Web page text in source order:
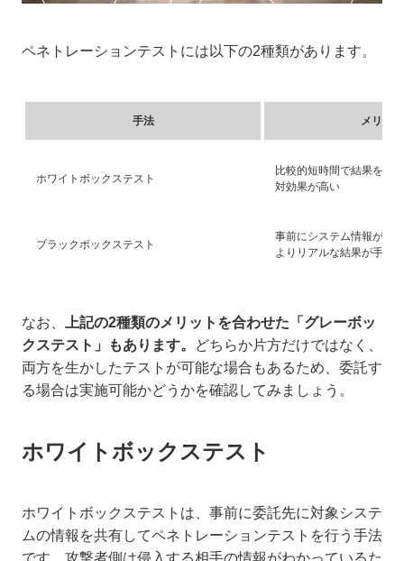
ペネトレーションテストには以下の2種類があります。
手法 メリット
ホワイトボックステスト
比較的短時間で結果を得
対効果が高い
ブラックボックステスト
事前にシステム情報が共
よりリアルな結果が手に
なお、
上記の2種類のメリットを合わせた「グレーボッ
クステスト」もあります。
どちらか片方だけではなく、
両方を生かしたテストが可能な場合もあるため、委託す
る場合は実施可能かどうかを確認してみましょう。
ホワイトボックステスト
ホワイトボックステストは、事前に委託先に対象システ
ムの情報を共有してペネトレーションテストを行う手法
です。攻撃者側は侵入する相手の情報がわかっているた